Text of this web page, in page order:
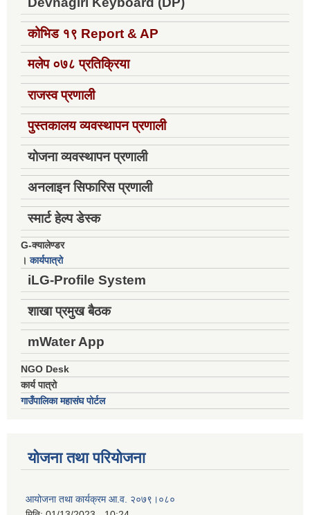
कोभिड १९ Report & AP
मलेप ०७८ प्रतिक्रिया
राजस्व प्रणाली
पुस्तकालय व्यवस्थापन प्रणाली
योजना व्यवस्थापन प्रणाली
अनलाइन सिफारिस प्रणाली
स्मार्ट हेल्प डेस्क
G-क्यालेण्डर
।कार्यपात्रो
iLG-Profile System
शाखा प्रमुख बैठक
mWater App
NGO Desk
कार्य पात्रो
गाउँपालिका महासंघ पोर्टल
योजना तथा परियोजना
आयोजना तथा कार्यक्रम आ.व. २०७९।०८०